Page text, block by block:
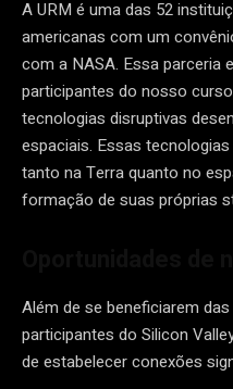
A URM é uma das 52
americanas com um
com a NASA. Essa parceria
participantes do nosso
tecnologias disruptivas
espaciais. Essas
tanto na Terra quanto no
formação de suas próprias
Além de se beneficiarem
participantes do Silicon
de estabelecer conexões